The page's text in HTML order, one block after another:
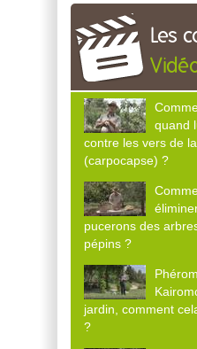
Les
quand
contre les vers de
(carpocapse) ?
pucerons des
pépins ?
jardin, comment
?